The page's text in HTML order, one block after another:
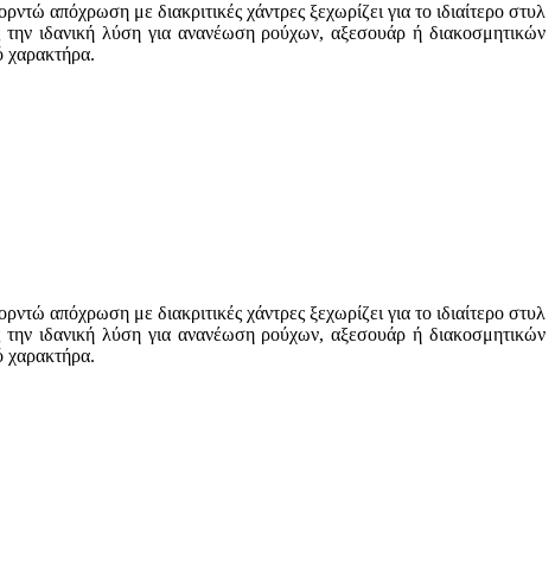
απόχρωση με διακριτικές χάντρες ξεχωρίζει για το ιδιαίτερο στυλ
την ιδανική λύση για ανανέωση ρούχων, αξεσουάρ ή διακοσμητικών
χαρακτήρα.
απόχρωση με διακριτικές χάντρες ξεχωρίζει για το ιδιαίτερο στυλ
την ιδανική λύση για ανανέωση ρούχων, αξεσουάρ ή διακοσμητικών
χαρακτήρα.